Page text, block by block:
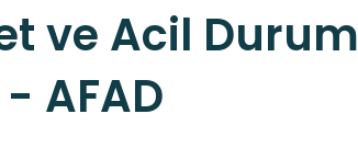
ve Acil Durum
AFAD